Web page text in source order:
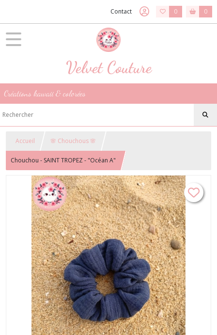
Contact 0 0
Velvet Couture
Créations kawaii & colorées
Accueil 🌸 Chouchous 🌸
Chouchou - SAINT TROPEZ - "Océan A"